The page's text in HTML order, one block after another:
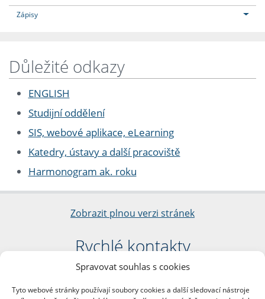
Spravovat souhlas s cookies
Tyto webové stránky používají soubory cookies a další sledovací nástroje
Zápisy
Důležité odkazy
ENGLISH
Studijní oddělení
SIS, webové aplikace, eLearning
Katedry, ústavy a další pracoviště
Harmonogram ak. roku
Zobrazit plnou verzi stránek
Rychlé kontakty
Filozofická fakulta
nám. Jana Palacha 1/2